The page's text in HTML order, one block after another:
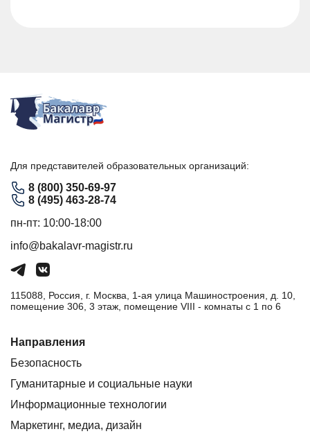
Для представителей образовательных организаций:
8 (800) 350-69-97
8 (495) 463-28-74
пн-пт: 10:00-18:00
info@bakalavr-magistr.ru
115088, Россия, г. Москва, 1-ая улица Машиностроения, д. 10,
помещение 306, 3 этаж, помещение VIII - комнаты с 1 по 6
Направления
Безопасность
Гуманитарные и социальные науки
Информационные технологии
Маркетинг, медиа, дизайн